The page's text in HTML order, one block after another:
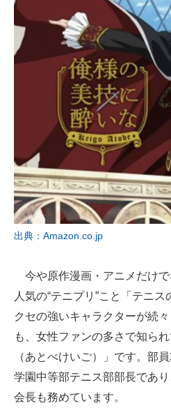
出典：Amazon.co.jp
今や原作漫画・アニメだけ
人気の“テニプリ”こと「テニ
クセの強いキャラクターが続
も、女性ファンの多さで知ら
（あとべけいご）」です。部
学園中等部テニス部部長であ
会長も務めています。